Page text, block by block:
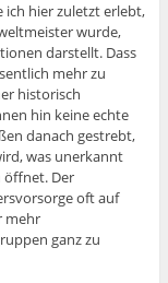
ich hier zuletzt erlebt,
wurde,
darstellt. Dass
mehr zu
historisch
hin keine echte
danach gestrebt,
was unerkannt
öffnet. Der
oft auf
mehr
ganz zu